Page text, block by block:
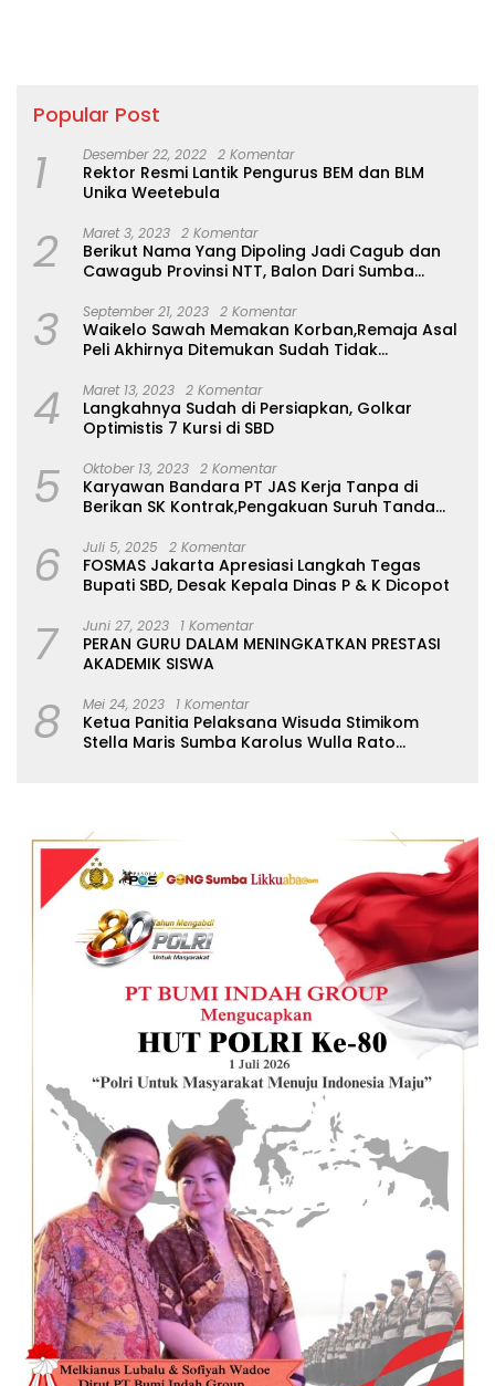
Popular Post
1 Desember 22, 2022 2 Komentar
Rektor Resmi Lantik Pengurus BEM dan BLM
Unika Weetebula
2 Maret 3, 2023 2 Komentar
Berikut Nama Yang Dipoling Jadi Cagub dan
Cawagub Provinsi NTT, Balon Dari Sumba
3 September 21, 2023 2 Komentar
Waikelo Sawah Memakan Korban,Remaja Asal
Peli Akhirnya Ditemukan Sudah Tidak
4 Maret 13, 2023 2 Komentar
Langkahnya Sudah di Persiapkan, Golkar
Optimistis 7 Kursi di SBD
5 Oktober 13, 2023 2 Komentar
Karyawan Bandara PT JAS Kerja Tanpa di
Berikan SK Kontrak,Pengakuan Suruh Tanda
6 Juli 5, 2025 2 Komentar
FOSMAS Jakarta Apresiasi Langkah Tegas
Bupati SBD, Desak Kepala Dinas P & K Dicopot
7 Juni 27, 2023 1 Komentar
PERAN GURU DALAM MENINGKATKAN PRESTASI
AKADEMIK SISWA
8 Mei 24, 2023 1 Komentar
Ketua Panitia Pelaksana Wisuda Stimikom
Stella Maris Sumba Karolus Wulla Rato